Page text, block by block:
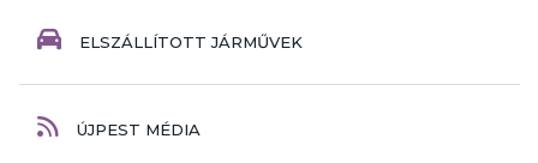
ELSZÁLLÍTOTT JÁRMŰVEK
ÚJPEST MÉDIA